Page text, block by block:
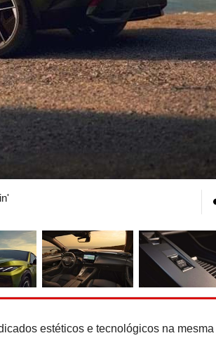
estéticos e tecnológicos na mesma
Hennessey Blackbird
para o puro gozo ao